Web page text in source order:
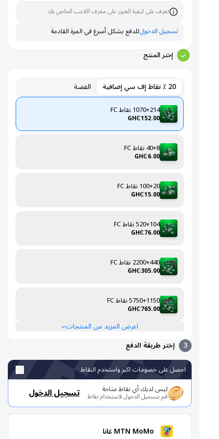
تعرف على كيفية العثور على معرف اللاعب الخاص بك
تسجيل الدخولللدفع بشكل أسرع في المرة القادمة
إختر المنتج
الفضة
1070+214 نقاط FC
GH₵152.00
40+8 نقاط FC
GH₵6.00
100+20 نقاط FC
GH₵15.00
520+104 نقاط FC
GH₵76.00
2200+440 نقاط FC
GH₵305.00
5750+1150 نقاط FC
GH₵765.00
اعرض المزيد من المنتجات
إختر طريقة الدفع
احصل على خصومات اكبر واستخدم النقاط
ليس لديك أي نقاط متاحة
قم بتسجيل الدخول لاستخدام نقاط تسجيل الدخول
MTN MoMo غانا